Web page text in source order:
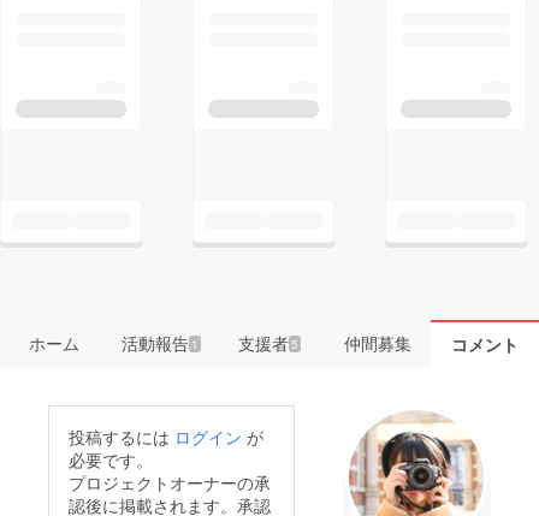
ホーム 活動報告1 支援者5 仲間募集 コメント
投稿するには ログイン が
必要です。
プロジェクトオーナーの承
認後に掲載されます。承認